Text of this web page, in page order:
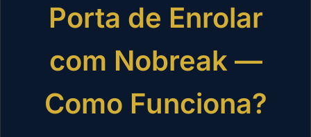
Porta de Enrolar
com Nobreak —
Como Funciona?